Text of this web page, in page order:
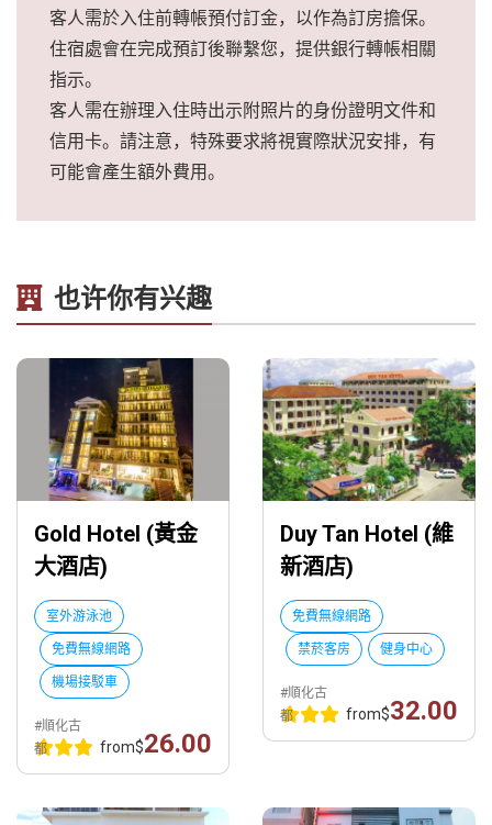
客人需於入住前轉帳預付訂金，以作為訂房擔保。
住宿處會在完成預訂後聯繫您，提供銀行轉帳相關
指示。
客人需在辦理入住時出示附照片的身份證明文件和
信用卡。請注意，特殊要求將視實際狀況安排，有
可能會產生額外費用。
也许你有兴趣
Gold Hotel (黃金
大酒店)
室外游泳池
免費無線網路
機場接駁車
#順化古
都
from$26.00
Duy Tan Hotel (維
新酒店)
免費無線網路
禁菸客房 健身中心
#順化古
都
from$32.00